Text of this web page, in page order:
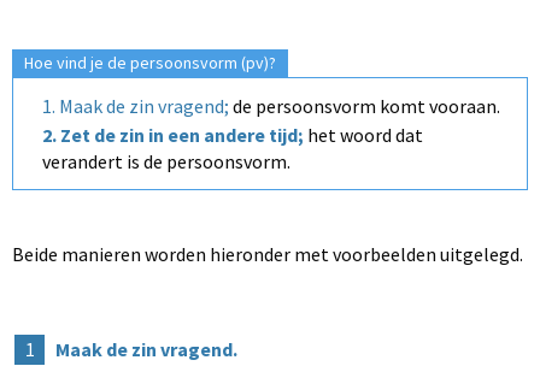
Hoe vind je de persoonsvorm (pv)?
1. Maak de zin vragend; de persoonsvorm komt vooraan.
2. Zet de zin in een andere tijd; het woord dat
verandert is de persoonsvorm.
Beide manieren worden hieronder met voorbeelden uitgelegd.
1
Maak de zin vragend.